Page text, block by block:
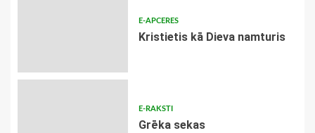
E-APCERES
Kristietis kā Dieva namturis
E-RAKSTI
Grēka sekas